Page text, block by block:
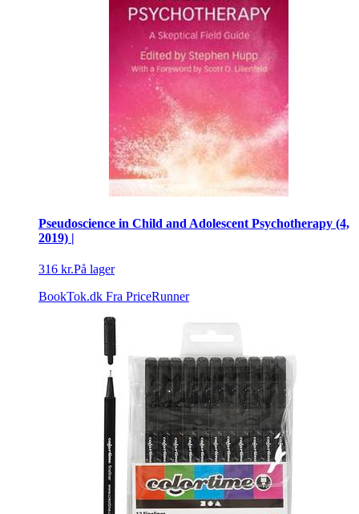
Pseudoscience in Child and Adolescent Psychotherapy (4,
2019) |
316 kr.På lager
BookTok.dk Fra PriceRunner